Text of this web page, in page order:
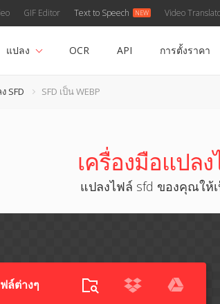
GIF Editor Text to Speech Video
แปลง OCR API การตั้งราคา
SFD SFD เป็น WEBP
เครื่องมือแปลง
แปลงไฟล์ sfd ของคุณให้
ล์ต่างๆ​